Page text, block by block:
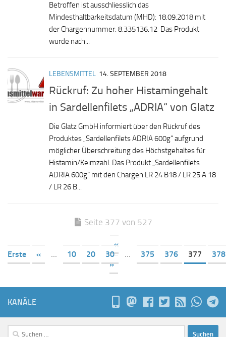
Betroffen ist ausschliesslich das
Mindesthaltbarkeitsdatum (MHD): 18.09.2018 mit
der Chargennummer: 8.335136.12 Das Produkt
wurde nach...
LEBENSMITTEL 14. SEPTEMBER 2018
Rückruf: Zu hoher Histamingehalt
in Sardellenfilets „ADRIA“ von Glatz
Die Glatz GmbH informiert über den Rückruf des
Produktes „Sardellenfilets ADRIA 600g“ aufgrund
möglicher Überschreitung des Höchstgehaltes für
Histamin/Keimzahl. Das Produkt „Sardellenfilets
ADRIA 600g“ mit den Chargen LR 24 B18 / LR 25 A 18
/ LR 26 B...
Seite 377 von 527
«
Erste
« ... 10 20 30 ... 375 376 377
378
»
KANÄLE
Suchen